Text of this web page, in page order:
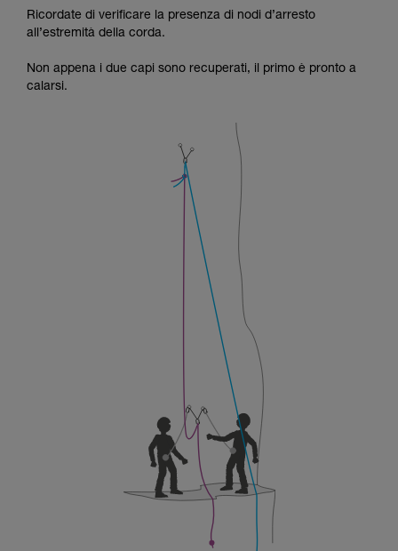
Ricordate di verificare la presenza di nodi d’arresto
all’estremità della corda.
Non appena i due capi sono recuperati, il primo è pronto a
calarsi.